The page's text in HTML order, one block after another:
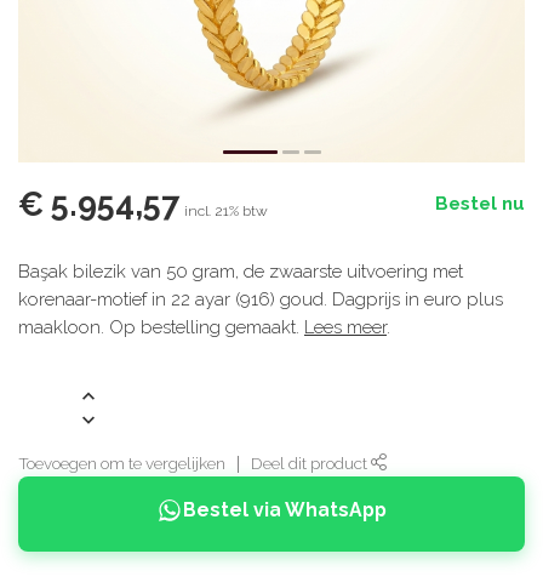
€ 5.954,57 incl. 21% btw Bestel nu
Başak bilezik van 50 gram, de zwaarste uitvoering met
korenaar-motief in 22 ayar (916) goud. Dagprijs in euro plus
maakloon. Op bestelling gemaakt. Lees meer.
Toevoegen om te vergelijken Deel dit product
Bestel via WhatsApp